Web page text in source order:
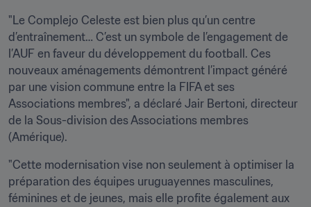
"Le Complejo Celeste est bien plus qu’un centre
d’entraînement… C’est un symbole de l’engagement de
l’AUF en faveur du développement du football. Ces
nouveaux aménagements démontrent l’impact généré
par une vision commune entre la FIFA et ses
Associations membres", a déclaré Jair Bertoni, directeur
de la Sous-division des Associations membres
(Amérique).
"Cette modernisation vise non seulement à optimiser la
préparation des équipes uruguayennes masculines,
féminines et de jeunes, mais elle profite également aux